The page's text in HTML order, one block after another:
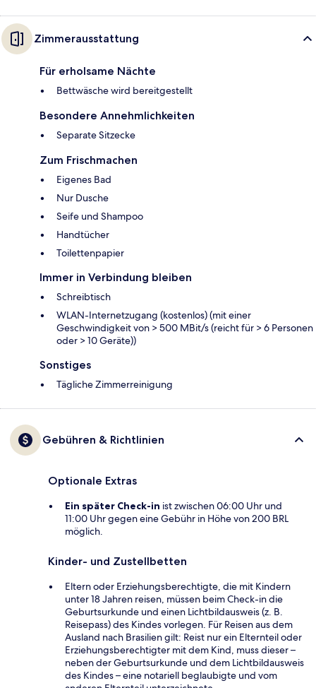
Zimmerausstattung
Für erholsame Nächte
Bettwäsche wird bereitgestellt
Besondere Annehmlichkeiten
Separate Sitzecke
Zum Frischmachen
Eigenes Bad
Nur Dusche
Seife und Shampoo
Handtücher
Toilettenpapier
Immer in Verbindung bleiben
Schreibtisch
WLAN-Internetzugang (kostenlos) (mit einer
Geschwindigkeit von > 500 MBit/s (reicht für > 6 Personen
oder > 10 Geräte))
Sonstiges
Tägliche Zimmerreinigung
Gebühren & Richtlinien
Optionale Extras
Ein später Check-in ist zwischen 06:00 Uhr und
11:00 Uhr gegen eine Gebühr in Höhe von 200 BRL
möglich.
Kinder- und Zustellbetten
Eltern oder Erziehungsberechtigte, die mit Kindern
unter 18 Jahren reisen, müssen beim Check-in die
Geburtsurkunde und einen Lichtbildausweis (z. B.
Reisepass) des Kindes vorlegen. Für Reisen aus dem
Ausland nach Brasilien gilt: Reist nur ein Elternteil oder
Erziehungsberechtigter mit dem Kind, muss dieser –
neben der Geburtsurkunde und dem Lichtbildausweis
des Kindes – eine notariell beglaubigte und vom